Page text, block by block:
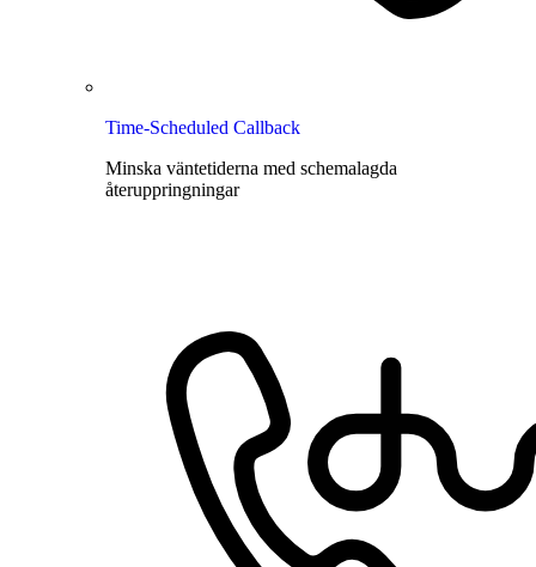
Time-Scheduled Callback
Minska väntetiderna med schemalagda
återuppringningar